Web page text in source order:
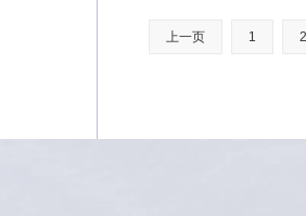
上一页 1 2